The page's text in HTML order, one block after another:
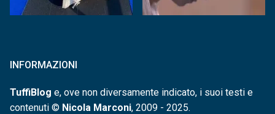
INFORMAZIONI
TuffiBlog e, ove non diversamente indicato, i suoi testi e
contenuti © Nicola Marconi, 2009 - 2025.